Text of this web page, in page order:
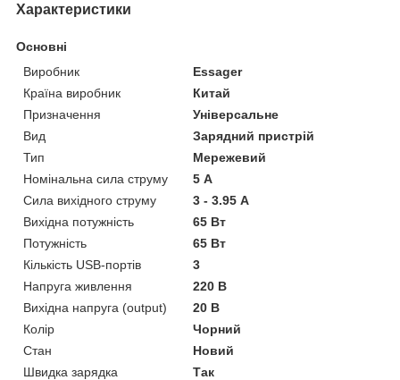
Характеристики
Основні
Виробник
Essager
Країна виробник
Китай
Призначення
Універсальне
Вид
Зарядний пристрій
Тип
Мережевий
Номінальна сила струму
5 А
Сила вихідного струму
3 - 3.95 А
Вихідна потужність
65 Вт
Потужність
65 Вт
Кількість USB-портів
3
Напруга живлення
220 В
Вихідна напруга (output)
20 В
Колір
Чорний
Стан
Новий
Швидка зарядка
Так